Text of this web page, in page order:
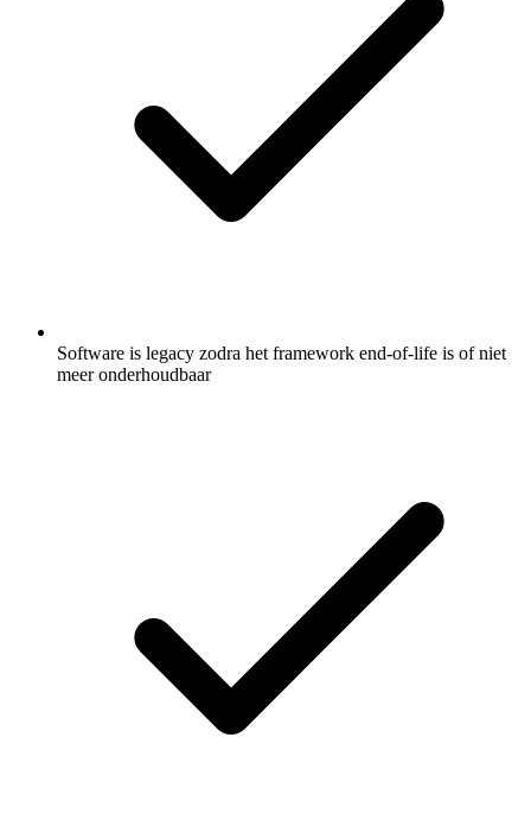
Software is legacy zodra het framework end-of-life is of niet
meer onderhoudbaar